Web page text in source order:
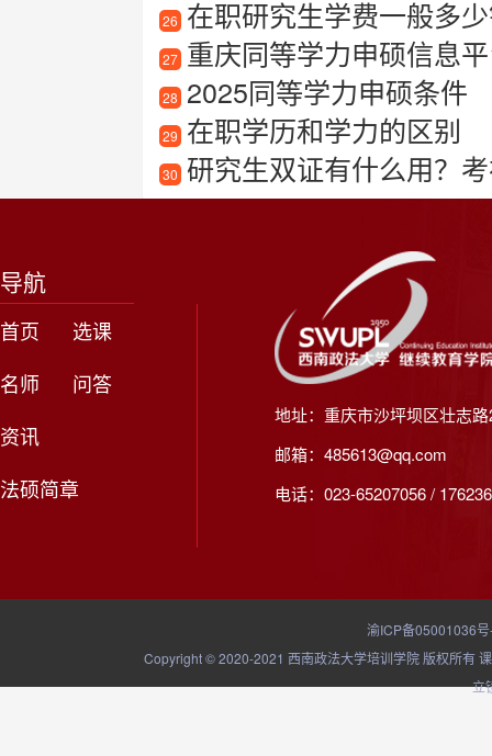
26 在职研究生学费一般多
27 重庆同等学力申硕信息
28 2025同等学力申硕条件
29 在职学历和学力的区别
30 研究生双证有什么用？
导航
首页
选课
名师
问答
资讯
法硕简章
地址：重庆市沙坪坝区壮志
邮箱：485613@qq.com
电话：023-65207056 /
渝ICP备05001036
Copyright © 2020-2021 西南政法大学培训学院 版权所有
立